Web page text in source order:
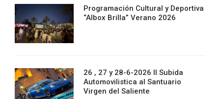
Programación Cultural y Deportiva
“Albox Brilla” Verano 2026
26 , 27 y 28-6-2026 II Subida
Automovilistica al Santuario
Virgen del Saliente